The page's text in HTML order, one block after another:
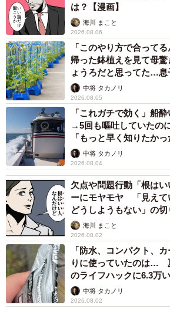
▽出典：警視庁災害対策課 公式X／バ
加湿器を作る方法
https://twitter.com/MPD_bousai/
49
は？【漫画】
海川 まこと
2026.08.06
「このやり方で合って
帰った鉢植えを見て母
ょうろだと思ってた…息
な水やりとは
中将 タカノリ
2026.08.05
「これガチで効く」船
→5回も嘔吐していた
「もっと早く知りたか
らしい」
中将 タカノリ
2026.08.04
欠点や問題行動「根は
ーにモヤモヤ 「見えて
どうしようもない」の
画】海川 まこと
2026.08.02
「防水、コンパクト、
りに使っていたのは…
のライフハックに6.3万
す」中将 タカノリ
2026.08.02